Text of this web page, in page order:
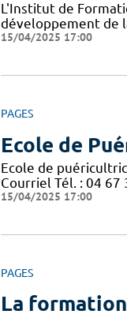
L'Institut de
développement de
15/04/2025 17:00
PAGES
Ecole de
Ecole de
Courriel Tél. : 04
15/04/2025 17:00
PAGES
La formation